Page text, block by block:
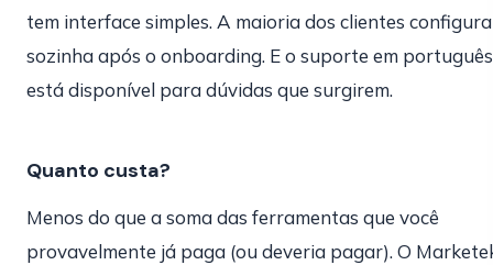
tem interface simples. A maioria dos clientes configura
sozinha após o onboarding. E o suporte em português
está disponível para dúvidas que surgirem.
Quanto custa?
Menos do que a soma das ferramentas que você
provavelmente já paga (ou deveria pagar). O